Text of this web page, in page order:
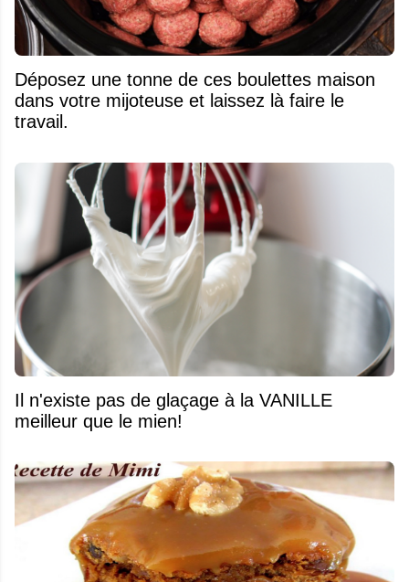
Déposez une tonne de ces boulettes maison
dans votre mijoteuse et laissez là faire le
travail.
Il n'existe pas de glaçage à la VANILLE
meilleur que le mien!